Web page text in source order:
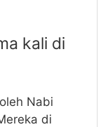
kali di
Nabi
di